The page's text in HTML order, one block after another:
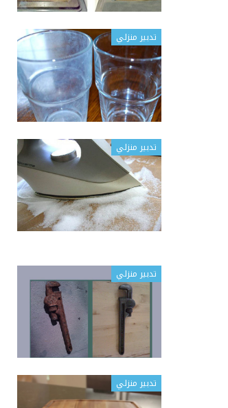
تدبير منزلي
تدبير منزلي
تدبير منزلي
تدبير منزلي